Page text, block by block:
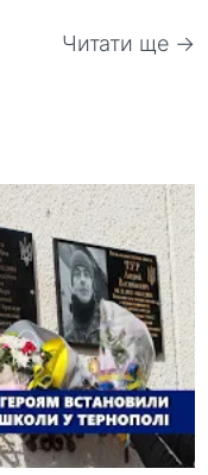
Читати ще →